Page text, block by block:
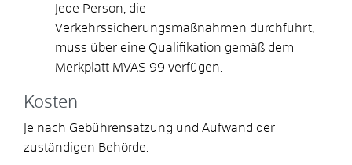
Jede Person, die
Verkehrssicherungsmaßnahmen durchführt,
muss über eine Qualifikation gemäß dem
Merkplatt MVAS 99 verfügen.
Kosten
Je nach Gebührensatzung und Aufwand der
zuständigen Behörde.